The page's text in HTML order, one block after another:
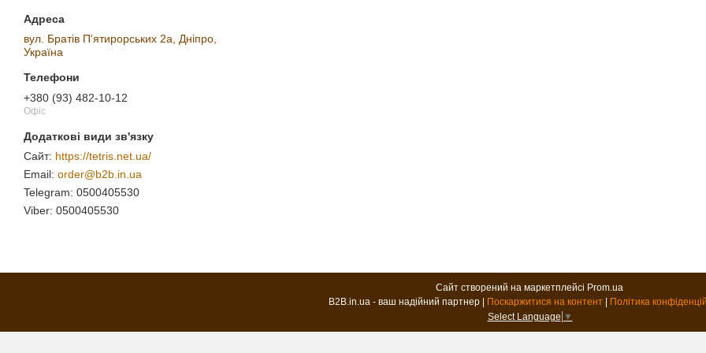
вул. Братів П'ятирорських 2а, Дніпро,
Україна
+380 (93) 482-10-12
Офіс
https://tetris.net.ua/
order@b2b.in.ua
0500405530
0500405530
Сайт створений на маркетплейсі Prom.ua
Поскаржитися на контент
Політика
Select Language ▼